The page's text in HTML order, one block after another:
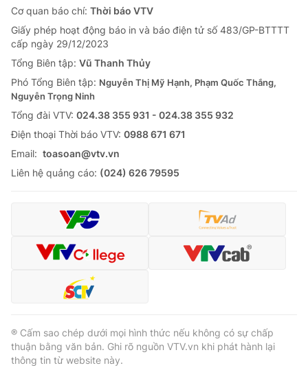
Theo dõi báo trên
Cơ quan chủ quản:Đài Truyền hình Việt Nam
Cơ quan báo chí:Thời báo VTV
Giấy phép hoạt động báo in và báo điện tử số 483/GP-BTTTT
cấp ngày 29/12/2023
Tổng Biên tập: Vũ Thanh Thủy
Phó Tổng Biên tập:Nguyễn Thị Mỹ Hạnh, Phạm Quốc Thắng,
toasoan@vtv.vn
Liên hệ quảng cáo:
Cơ quan báo chí: Thời báo VTV
Giấy phép hoạt động báo in và báo điện tử số 483/GP-BTTTT
cấp ngày 29/12/2023
Tổng Biên tập: Vũ Thanh Thủy
Phó Tổng Biên tập: Nguyễn Thị Mỹ Hạnh, Phạm Quốc Thắng,
Nguyễn Trọng Ninh
Tổng đài VTV: 024.38 355 931 - 024.38 355 932
Ðiện thoại Thời báo VTV: 0988 671 671
Email: toasoan@vtv.vn
Liên hệ quảng cáo: (024) 626 79595
® Cấm sao chép dưới mọi hình thức nếu không có sự chấp
thuận bằng văn bản. Ghi rõ nguồn VTV.vn khi phát hành lại
thông tin từ website này.